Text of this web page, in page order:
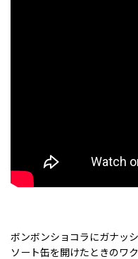
ボンボンショコラにガナッ
ソート缶を開けたときのワ